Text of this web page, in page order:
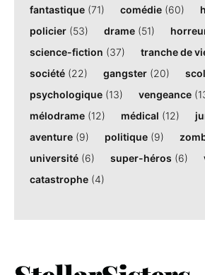
fantastique (71) comédie (60)
policier (53) drame (51)
science-fiction (37) tranche de
société (22) gangster (20)
psychologique (13) vengeance
mélodrame (12) médical (12)
aventure (9) politique (9)
université (6) super-héros (6)
catastrophe (4)